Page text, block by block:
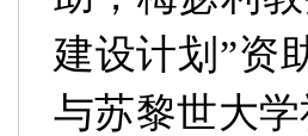
建设计划 ”资
与苏黎世大